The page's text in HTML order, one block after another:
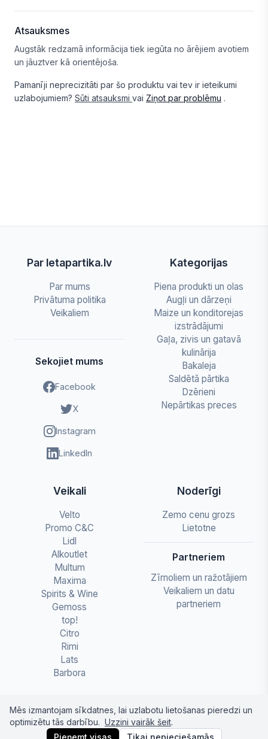
Atsauksmes
Augstāk redzamā informācija tiek iegūta no ārējiem avotiem
un jāuztver kā orientējoša.
Pamanīji neprecizitāti par šo produktu vai tev ir ieteikumi
uzlabojumiem? Sūti atsauksmi vai Ziņot par problēmu .
Par letapartika.lv
Par mums
Privātuma politika
Veikaliem
Sekojiet mums
Facebook
X
Instagram
LinkedIn
Kategorijas
Piena produkti un olas
Augļi un dārzeņi
Maize un konditorejas
izstrādājumi
Gaļa, zivis un gatavā
kulinārija
Bakaleja
Saldētā pārtika
Dzērieni
Nepārtikas preces
Veikali
Velto
Promo C&C
Lidl
Alkoutlet
Multum
Maxima
Spirits & Wine
Gemoss
top!
Citro
Rimi
Lats
Barbora
Noderīgi
Zemo cenu grozs
Lietotne
Partneriem
Zīmoliem un ražotājiem
Veikaliem un datu
partneriem
© 2026 letapartika.lv - Pārtikas cenu salīdzinājumi
Mēs izmantojam sīkdatnes, lai uzlabotu lietošanas pieredzi un
optimizētu tās darbību. Uzzini vairāk šeit.
Pieņemt visas
Tikai nepieciešamās